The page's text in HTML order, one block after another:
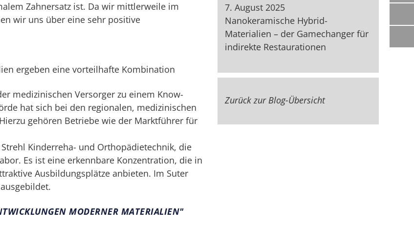
Zahnersatz ist. Da wir mittlerweile im
wir uns über eine sehr positive
ergeben eine vorteilhafte Kombination
medizinischen Versorger zu einem Know-
hat sich bei den regionalen, medizinischen
gehören Betriebe wie der Marktführer für
Kinderreha- und Orthopädietechnik, die
Es ist eine erkennbare Konzentration, die in
Ausbildungsplätze anbieten. Im Suter
MODERNER MATERIALIEN"
7. August 2025
Nanokeramische Hybrid-
Materialien – der Gamechanger für
indirekte Restaurationen
Zurück zur Blog-Übersicht